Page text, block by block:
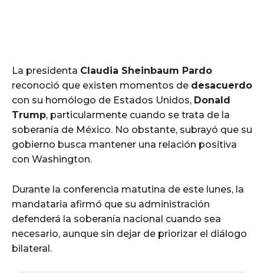
La presidenta Claudia Sheinbaum Pardo
reconoció que existen momentos de desacuerdo
con su homólogo de Estados Unidos, Donald
Trump, particularmente cuando se trata de la
soberanía de México. No obstante, subrayó que su
gobierno busca mantener una relación positiva
con Washington.
Durante la conferencia matutina de este lunes, la
mandataria afirmó que su administración
defenderá la soberanía nacional cuando sea
necesario, aunque sin dejar de priorizar el diálogo
bilateral.